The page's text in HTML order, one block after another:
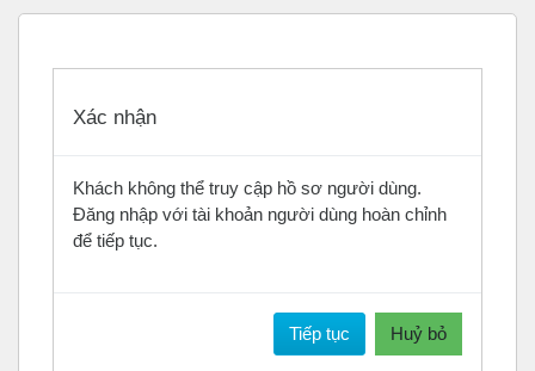
Xác nhận
Khách không thể truy cập hồ sơ người dùng.
Đăng nhập với tài khoản người dùng hoàn chỉnh
để tiếp tục.
Tiếp tục Huỷ bỏ